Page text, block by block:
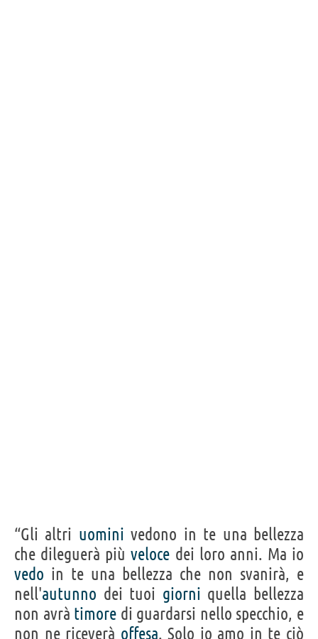
“Gli altri uomini vedono in te una bellezza
che dileguerà piùveloce dei loro anni. Ma io
vedo in te una bellezza che non svanirà, e
nell'autunno dei tuoi giorni quella bellezza
non avrà timore di guardarsi nello specchio, e
non ne riceverà offesa. Solo io amo in te ciò